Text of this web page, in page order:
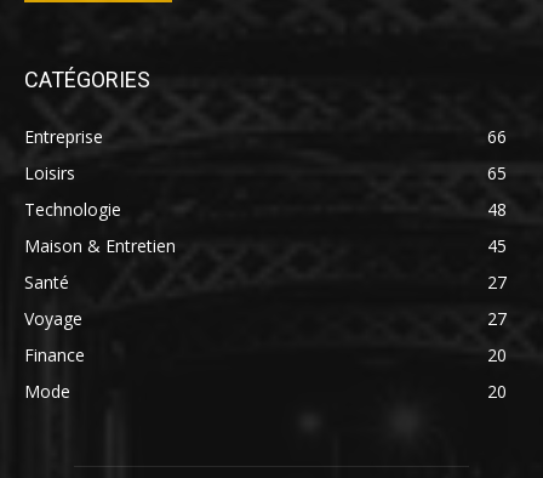
CATÉGORIES
Entreprise
66
Loisirs
65
Technologie
48
Maison & Entretien
45
Santé
27
Voyage
27
Finance
20
Mode
20